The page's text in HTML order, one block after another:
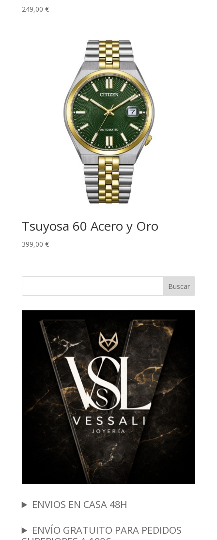
249,00 €
Tsuyosa 60 Acero y Oro
399,00 €
Buscar
ENVIOS EN CASA 48H
ENVÍO GRATUITO PARA PEDIDOS